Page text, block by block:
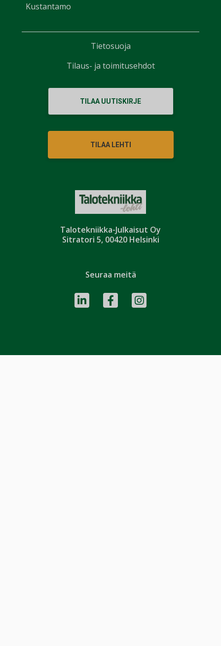
Talotekniikka-Julkaisut Oy
Sitratori 5, 00420 Helsinki
Kustantamo
TILAA UUTISKIRJE
TILAA LEHTI
Seuraa meitä
Tietosuoja
Tilaus- ja toimitusehdot